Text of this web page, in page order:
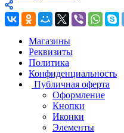
Магазины
Реквизиты
Политика
Конфиденциальность
Публичная оферта
Оформление
Кнопки
Иконки
Элементы